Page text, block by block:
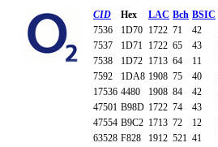
CID Hex LAC Bch BSIC
7536
1D70 1722 71 42
7537
1D71 1722 65 43
7538
1D72 1713 64 11
7592
1DA8 1908 75 40
17536 4480 1908 84 42
47501 B98D 1722 74 43
47554 B9C2 1713 72 12
63528 F828 1912 521 41